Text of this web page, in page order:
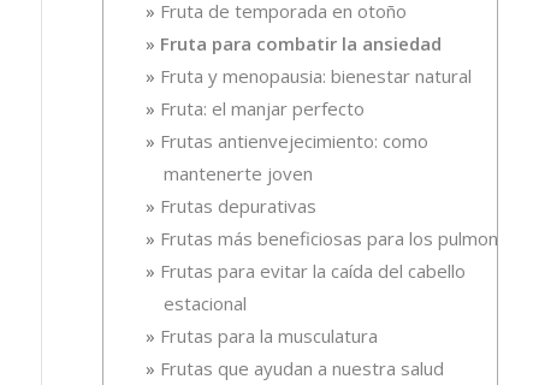
Fruta de temporada en otoño
Fruta para combatir la ansiedad
Fruta y menopausia: bienestar natural
Fruta: el manjar perfecto
Frutas antienvejecimiento: como
mantenerte joven
Frutas depurativas
Frutas más beneficiosas para los pulmones
Frutas para evitar la caída del cabello
estacional
Frutas para la musculatura
Frutas que ayudan a nuestra salud